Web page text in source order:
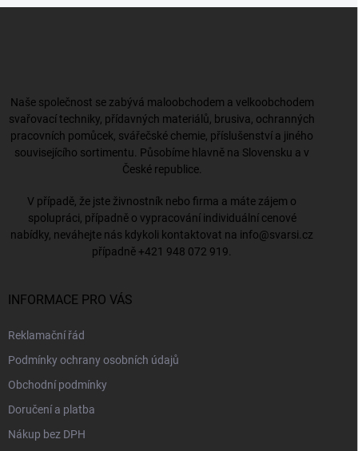
Naše společnost se zabývá maloobchodem a velkoobchodem
svařovací techniky, přídavných materiálů, brusiva, ochranných
pracovních pomůcek, svářečské chemie, příslušenství a jiného
souvisejícího sortimentu. Působíme hlavně na Slovensku a v
České republice.
V případě, že jste živnostník nebo firma a máte zájem o
spolupráci, případně o vypracování individuální cenové
nabídky, neváhejte nás kdykoli kontaktovat na info@svarsi.cz
případně +421 948 072 919
INFORMACE PRO VÁS
Reklamační řád
Podmínky ochrany osobních údajů
Obchodní podmínky
Doručení a platba
Nákup bez DPH